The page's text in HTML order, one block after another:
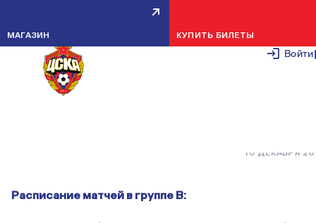
Войти
МАГАЗИН КУПИТЬ БИЛЕТЫ
КОМАНДА 2016 ГОДА ПРИМЕТ
УЧАСТИЕ В VI ДЕТСКОМ
ФУТБОЛЬНОМ ФЕСТИВАЛЕ
10 ДЕКАБРЯ
Расписание матчей в группе В: